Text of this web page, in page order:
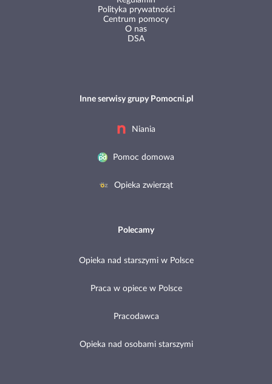
Polityka prywatności
Centrum pomocy
O nas
DSA
Inne serwisy grupy Pomocni.pl
Niania
Pomoc domowa
Opieka zwierząt
Polecamy
Opieka nad starszymi w Polsce
Praca w opiece w Polsce
Pracodawca
Opieka nad osobami starszymi